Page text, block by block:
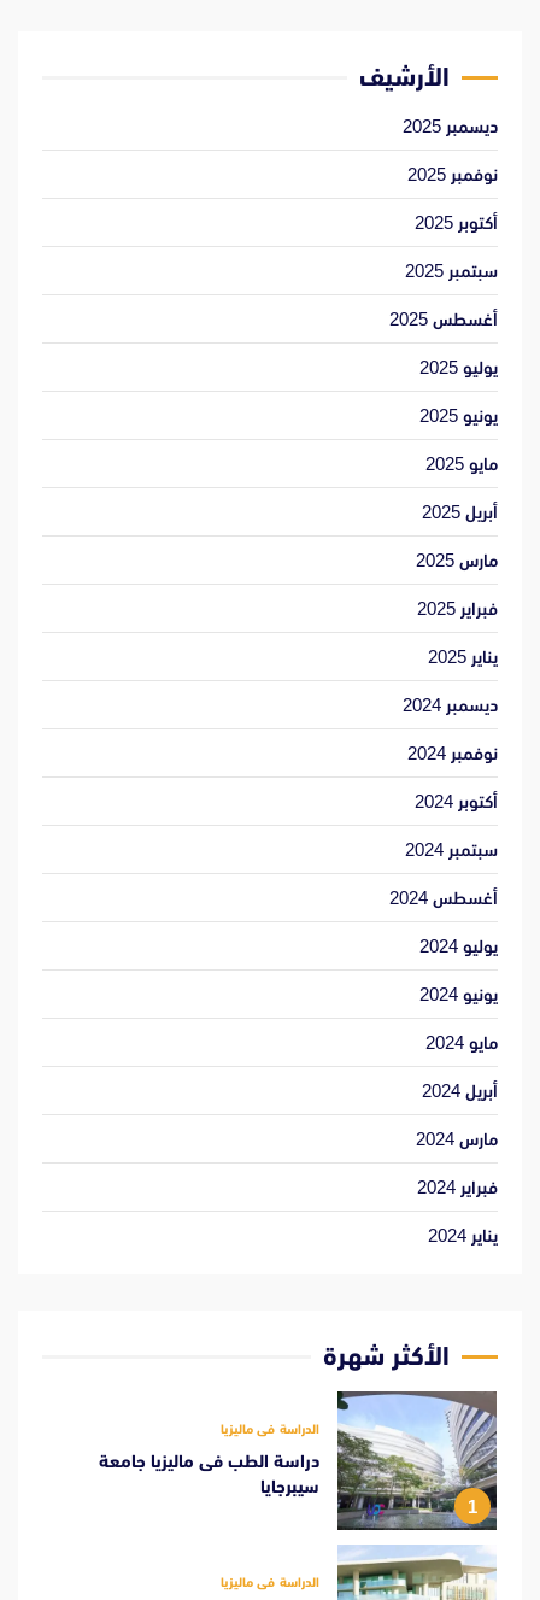
الأرشيف
ديسمبر 2025
نوفمبر 2025
أكتوبر 2025
سبتمبر 2025
أغسطس 2025
يوليو 2025
يونيو 2025
مايو 2025
أبريل 2025
مارس 2025
فبراير 2025
يناير 2025
ديسمبر 2024
نوفمبر 2024
أكتوبر 2024
سبتمبر 2024
أغسطس 2024
يوليو 2024
يونيو 2024
مايو 2024
أبريل 2024
مارس 2024
فبراير 2024
يناير 2024
الأكثر شهرة
1
الدراسة فى ماليزيا
دراسة الطب فى ماليزيا جامعة
سيبرجايا
الدراسة فى ماليزيا